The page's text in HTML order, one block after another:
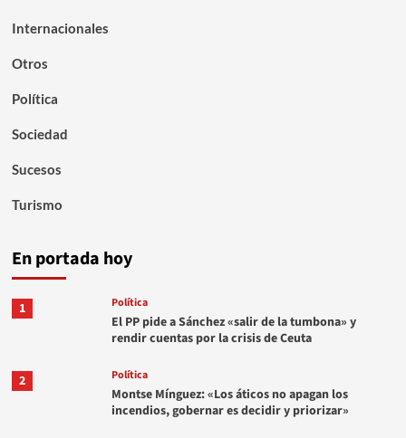
Internacionales
Otros
Política
Sociedad
Sucesos
Turismo
En portada hoy
1 Política
El PP pide a Sánchez «salir de la tumbona» y
rendir cuentas por la crisis de Ceuta
2 Política
Montse Mínguez: «Los áticos no apagan los
incendios, gobernar es decidir y priorizar»